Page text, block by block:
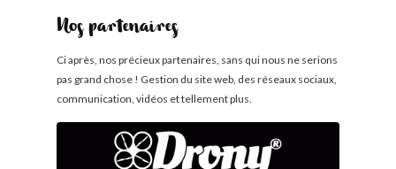
Nos partenaires
Ci après, nos précieux partenaires, sans qui nous ne serions
pas grand chose ! Gestion du site web, des réseaux sociaux,
communication, vidéos et tellement plus.